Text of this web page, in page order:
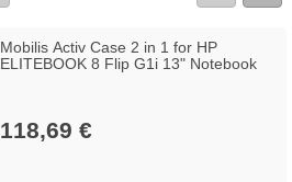
Mobilis Activ Case 2 in 1 for HP
ELITEBOOK 8 Flip G1i 13" Notebook
118,69 €